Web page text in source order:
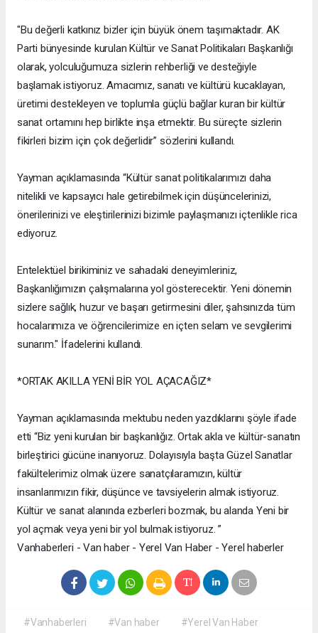
"Bu değerli katkınız bizler için büyük önem taşımaktadır. AK
Parti bünyesinde kurulan Kültür ve Sanat Politikaları Başkanlığı
olarak, yolculuğumuza sizlerin rehberliği ve desteğiyle
başlamak istiyoruz. Amacımız, sanatı ve kültürü kucaklayan,
üretimi destekleyen ve toplumla güçlü bağlar kuran bir kültür
sanat ortamını hep birlikte inşa etmektir. Bu süreçte sizlerin
fikirleri bizim için çok değerlidir” sözlerini kullandı.
Yayman açıklamasında “Kültür sanat politikalarımızı daha
nitelikli ve kapsayıcı hale getirebilmek için düşüncelerinizi,
önerilerinizi ve eleştirilerinizi bizimle paylaşmanızı içtenlikle rica
ediyoruz.
Entelektüel birikiminiz ve sahadaki deneyimleriniz,
Başkanlığımızın çalışmalarına yol gösterecektir. Yeni dönemin
sizlere sağlık, huzur ve başarı getirmesini diler, şahsınızda tüm
hocalarımıza ve öğrencilerimize en içten selam ve sevgilerimi
sunarım." İfadelerini kullandı.
*ORTAK AKILLA YENİ BİR YOL AÇACAĞIZ*
Yayman açıklamasında mektubu neden yazdıklarını şöyle ifade
etti “Biz yeni kurulan bir başkanlığız. Ortak akla ve kültür-sanatın
birleştirici gücüne inanıyoruz. Dolayısıyla başta Güzel Sanatlar
fakültelerimiz olmak üzere sanatçılaramızın, kültür
insanlarımızın fikir, düşünce ve tavsiyelerin almak istiyoruz.
Kültür ve sanat alanında ezberleri bozmak, bu alanda Yeni bir
yol açmak veya yeni bir yol bulmak istiyoruz. ”
Vanhaberleri - Van haber - Yerel Van Haber - Yerel haberler
#Vanhaberleri #Van haber
#Yerel Van Haber